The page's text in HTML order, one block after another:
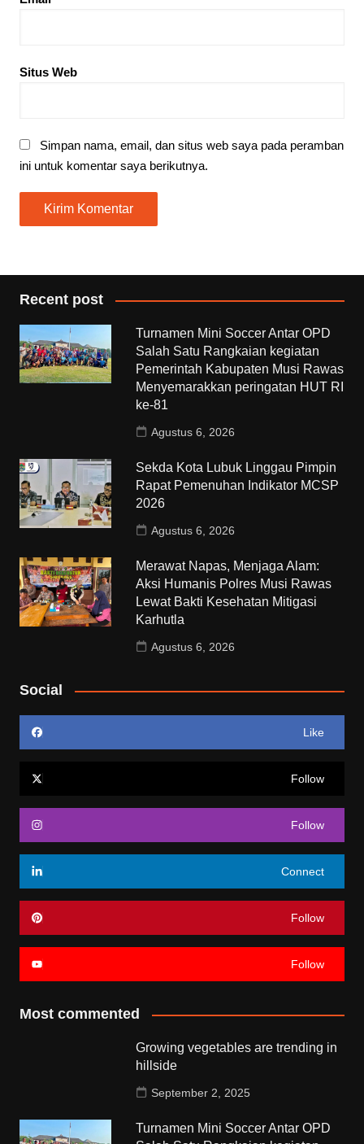
Situs Web
Simpan nama, email, dan situs web saya pada peramban
ini untuk komentar saya berikutnya.
Recent post
Turnamen Mini Soccer Antar OPD
Salah Satu Rangkaian kegiatan
Pemerintah Kabupaten Musi Rawas
Menyemarakkan peringatan HUT RI
ke-81
Agustus 6, 2026
Sekda Kota Lubuk Linggau Pimpin
Rapat Pemenuhan Indikator MCSP
2026
Agustus 6, 2026
Merawat Napas, Menjaga Alam:
Aksi Humanis Polres Musi Rawas
Lewat Bakti Kesehatan Mitigasi
Karhutla
Agustus 6, 2026
Social
Like
Follow
Follow
Connect
Follow
Follow
Most commented
Growing vegetables are trending in
hillside
September 2, 2025
Turnamen Mini Soccer Antar OPD